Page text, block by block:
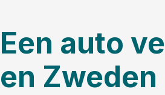
Een auto
en Zweden